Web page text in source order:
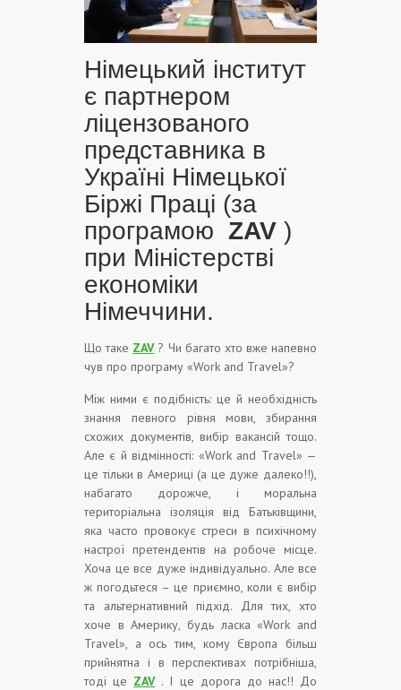
Німецький інститут
є партнером
ліцензованого
представника в
Україні Німецької
Біржі Праці (за
програмою ZAV )
при Міністерстві
економіки
Німеччини.
Що таке ZAV? Чи багато хто вже напевно
чув про програму «Work and Travel»?
Між ними є подібність: це й необхідність
знання певного рівня мови, збирання
схожих документів, вибір вакансій тощо.
Але є й відмінності: «Work and Travel» —
це тільки в Америці (а це дуже далеко!!),
набагато дорожче, і моральна
територіальна ізоляція від Батьківщини,
яка часто провокує стреси в психічному
настрої претендентів на робоче місце.
Хоча це все дуже індивідуально. Але все
ж погодьтеся – це приємно, коли є вибір
та альтернативний підхід. Для тих, хто
хоче в Америку, будь ласка «Work and
Travel», а ось тим, кому Європа більш
прийнятна і в перспективах потрібніша,
тоді це ZAV. І це дорога до нас!! До